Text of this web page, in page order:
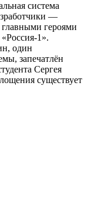
система
—
героями
1».
один
запечатлён
Сергея
существует